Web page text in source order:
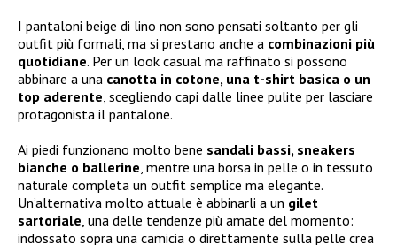
I pantaloni beige di lino non sono pensati soltanto per gli
outfit più formali, ma si prestano anche a combinazioni più
quotidiane. Per un look casual ma raffinato si possono
abbinare a una canotta in cotone, una t-shirt basica o un
top aderente, scegliendo capi dalle linee pulite per lasciare
protagonista il pantalone.
Ai piedi funzionano molto bene sandali bassi, sneakers
bianche o ballerine, mentre una borsa in pelle o in tessuto
naturale completa un outfit semplice ma elegante.
Un’alternativa molto attuale è abbinarli a un gilet
sartoriale, una delle tendenze più amate del momento:
indossato sopra una camicia o direttamente sulla pelle crea